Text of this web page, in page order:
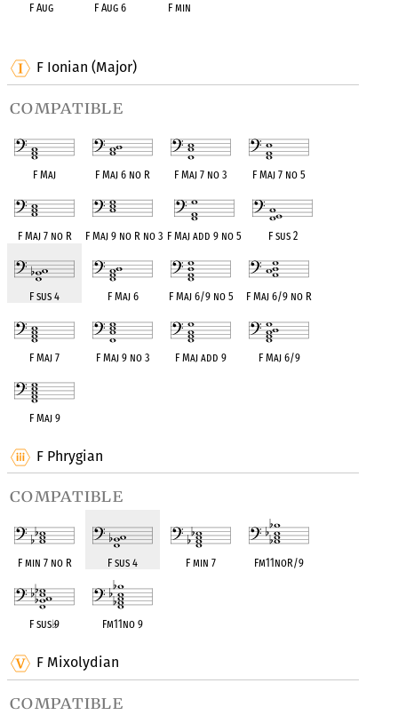
F Ionian (Major)
compatible
F Maj F Maj 6 no R F Maj 7 no 3 F Maj 7 no 5
F Maj 7 no R F Maj 9 no R no 3 F Maj add 9 no 5 F sus 2
F sus 4 F Maj 6 F Maj 6/9 no 5 F Maj 6/9 no R
F Maj 7 F Maj 9 no 3 F Maj add 9 F Maj 6/9
F Maj 9
F Phrygian
compatible
F min 7 no R F sus 4 F min 7 Fm11noR/9
F sus♭9 Fm11no 9
F Mixolydian
compatible
F Aug F Aug 6 F min